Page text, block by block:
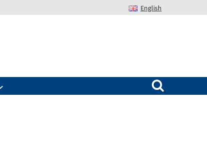
English
Suchen nach: